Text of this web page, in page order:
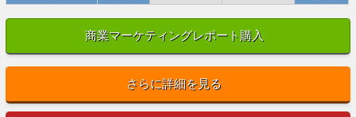
商業マーケティングレポート購入
さらに詳細を見る